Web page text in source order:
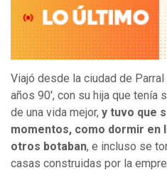
Viajó desde la ciudad de
años 90', con su hija que tenía
de una vida mejor, y tuvo que
momentos, como dormir en
otros botaban, e incluso se
casas construidas por la